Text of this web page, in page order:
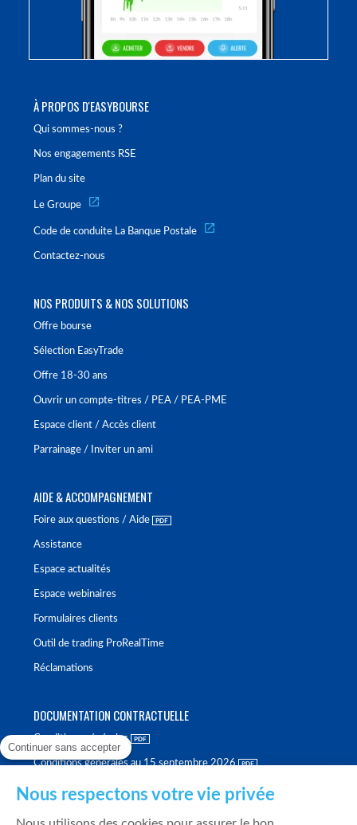
À PROPOS D'EASYBOURSE
Qui sommes-nous ?
Nos engagements RSE
Plan du site
Le Groupe
Code de conduite La Banque Postale
Contactez-nous
NOS PRODUITS & NOS SOLUTIONS
Offre bourse
Sélection EasyTrade
Offre 18-30 ans
Ouvrir un compte-titres / PEA / PEA-PME
Espace client / Accès client
Parrainage / Inviter un ami
AIDE & ACCOMPAGNEMENT
Foire aux questions / Aide
Assistance
Espace actualités
Espace webinaires
Formulaires clients
Outil de trading ProRealTime
Réclamations
DOCUMENTATION CONTRACTUELLE
Conditions générales
Conditions générales au 15 septembre 2026
Continuer sans accepter
Nous respectons votre vie privée